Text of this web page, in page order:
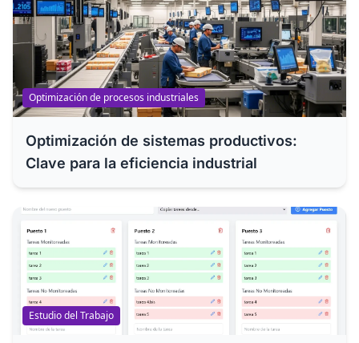
Optimización de procesos industriales
Optimización de sistemas productivos:
Clave para la eficiencia industrial
Estudio del Trabajo